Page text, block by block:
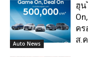
Auto News
ฮุน
คร
ส.